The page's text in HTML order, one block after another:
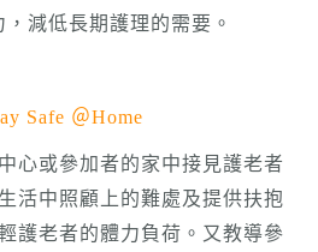
減低長期護理的需要。
Safe ＠Home
心或參加者的家中接見護老者
活中照顧上的難處及提供扶抱
護老者的體力負荷。又教導參